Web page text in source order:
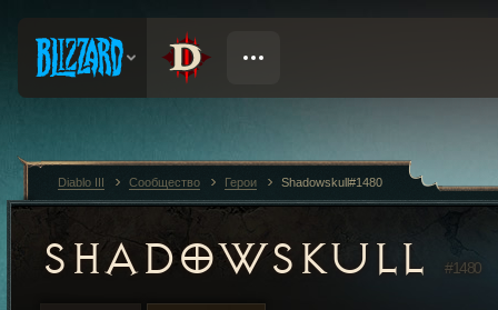
SHADOWSKULL #1480
Diablo III Сообщество Герои Shadowskull#1480